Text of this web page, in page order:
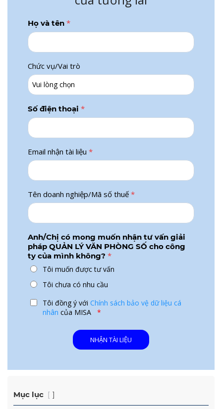
Họ và tên *
Chức vụ/Vai trò
Số điện thoại *
Email nhận tài liệu *
Tên doanh nghiệp/Mã số thuế *
Anh/Chị có mong muốn nhận tư vấn giải
pháp QUẢN LÝ VĂN PHÒNG SỐ cho công
ty của mình không? *
Tôi muốn được tư vấn
Tôi chưa có nhu cầu
Tôi đồng ý với Chính sách bảo vệ dữ liệu cá
nhân của MISA *
Mục lục